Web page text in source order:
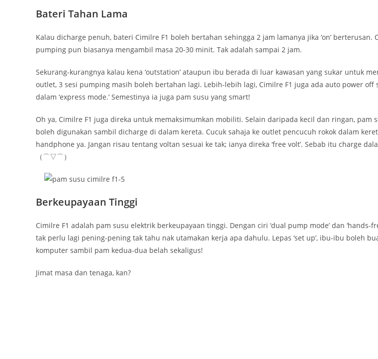
Bateri Tahan Lama
Kalau dicharge penuh, bateri Cimilre F1 boleh bertahan sehingga 2 jam lamanya jika ‘on’ berterusan.
pumping pun biasanya mengambil masa 20-30 minit. Tak adalah sampai 2 jam.
Sekurang-kurangnya kalau kena ‘outstation’ ataupun ibu berada di luar kawasan yang sukar untuk
outlet, 3 sesi pumping masih boleh bertahan lagi. Lebih-lebih lagi, Cimilre F1 juga ada auto power off
dalam ‘express mode.’ Semestinya ia juga pam susu yang smart!
Oh ya, Cimilre F1 juga direka untuk memaksimumkan mobiliti. Selain daripada kecil dan ringan, pam
boleh digunakan sambil dicharge di dalam kereta. Cucuk sahaja ke outlet pencucuh rokok dalam
handphone ya. Jangan risau tentang voltan sesuai ke tak; ianya direka ‘free volt’. Sebab itu charge
（⌒▽⌒）
Berkeupayaan Tinggi
Cimilre F1 adalah pam susu elektrik berkeupayaan tinggi. Dengan ciri ‘dual pump mode’ dan ‘hands-
tak perlu lagi pening-pening tak tahu nak utamakan kerja apa dahulu. Lepas ‘set up’, ibu-ibu boleh
komputer sambil pam kedua-dua belah sekaligus!
Jimat masa dan tenaga, kan?